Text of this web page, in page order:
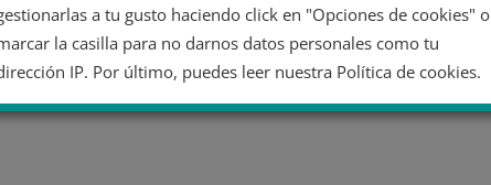
a tu gusto haciendo click en "Opciones de cookies" o
la casilla para no darnos datos personales como tu
IP. Por último, puedes leer nuestra Política de cookies.